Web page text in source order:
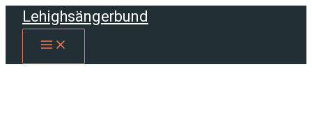
Zum
Inhalt
springen
Lehighsängerbund
MAIN